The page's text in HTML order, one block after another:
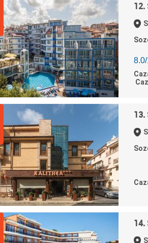
12.
13.
14.